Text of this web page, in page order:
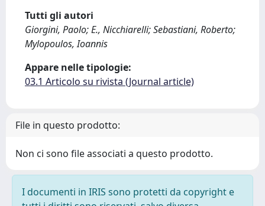
Tutti gli autori
Giorgini, Paolo; E., Nicchiarelli; Sebastiani, Roberto;
Mylopoulos, Ioannis
Appare nelle tipologie:
03.1 Articolo su rivista (Journal article)
File in questo prodotto:
Non ci sono file associati a questo prodotto.
I documenti in IRIS sono protetti da copyright e